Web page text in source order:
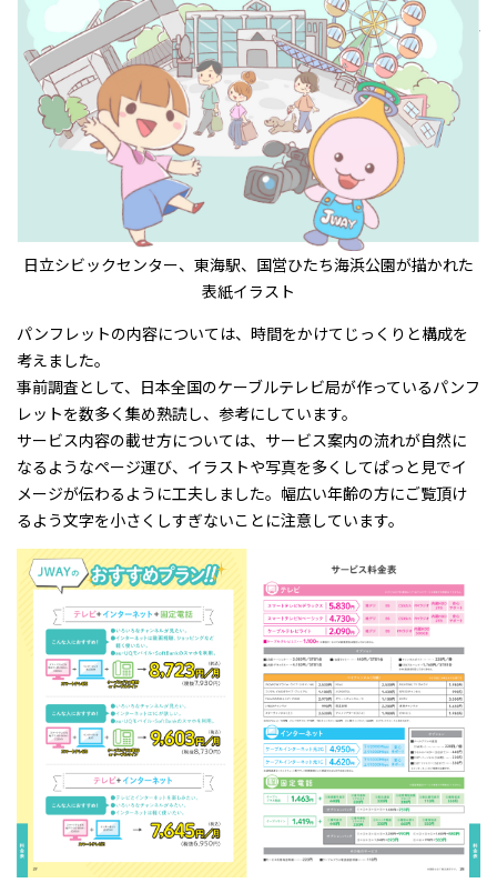
日立シビックセンター、東海駅、国営ひたち海浜公園が描かれた
表紙イラスト
パンフレットの内容については、時間をかけてじっくりと構成を
考えました。
事前調査として、日本全国のケーブルテレビ局が作っているパンフ
レットを数多く集め熟読し、参考にしています。
サービス内容の載せ方については、サービス案内の流れが自然に
なるようなページ運び、イラストや写真を多くしてぱっと見でイ
メージが伝わるように工夫しました。幅広い年齢の方にご覧頂け
るよう文字を小さくしすぎないことに注意しています。